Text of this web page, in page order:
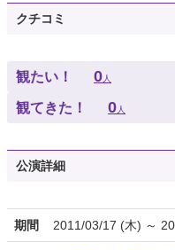
クチコミ
観たい！ 0人
観てきた！ 0人
公演詳細
期間 2011/03/17 (木) ～